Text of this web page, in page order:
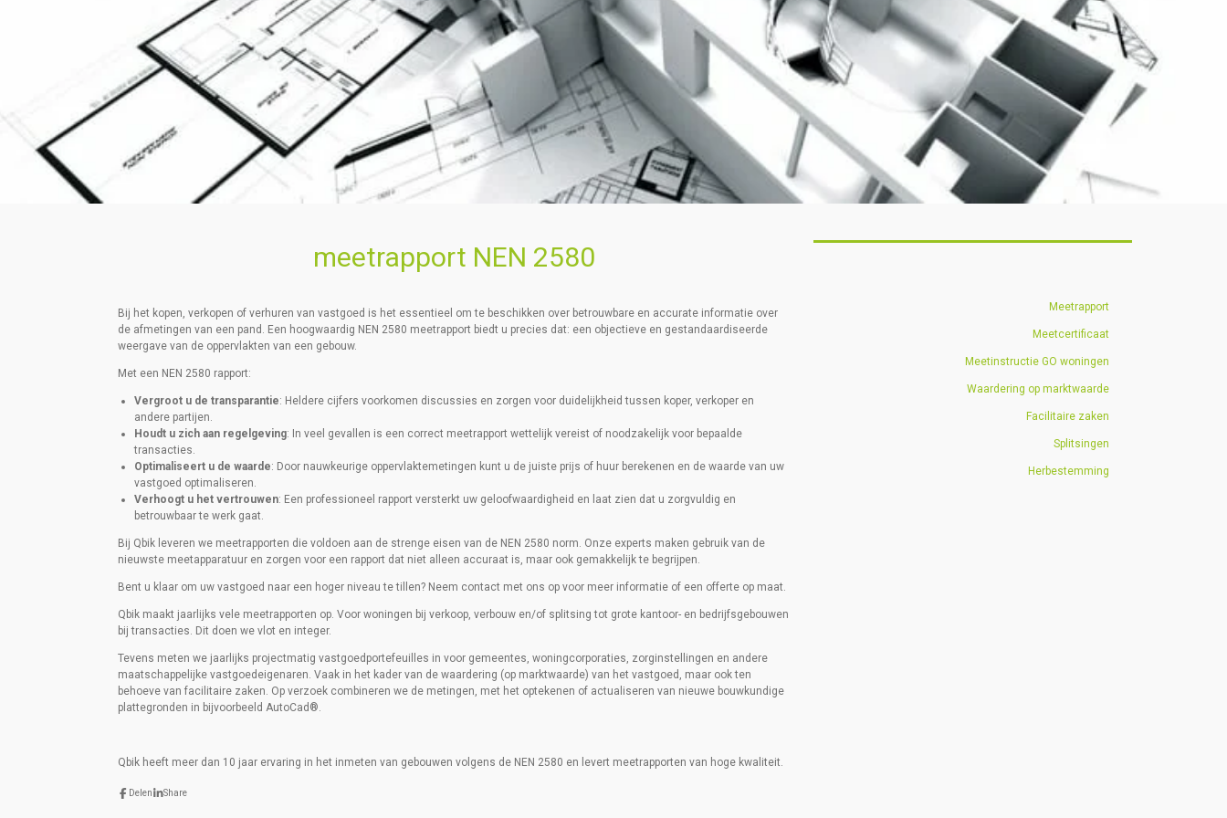
meetrapport NEN 2580
Bij het kopen, verkopen of verhuren van vastgoed is het essentieel om te beschikken over betrouwbare en accurate informatie over
de afmetingen van een pand. Een hoogwaardig NEN 2580 meetrapport biedt u precies dat: een objectieve en gestandaardiseerde
weergave van de oppervlakten van een gebouw.
Met een NEN 2580 rapport:
Vergroot u de transparantie: Heldere cijfers voorkomen discussies en zorgen voor duidelijkheid tussen koper, verkoper en
andere partijen.
Houdt u zich aan regelgeving: In veel gevallen is een correct meetrapport wettelijk vereist of noodzakelijk voor bepaalde
transacties.
Optimaliseert u de waarde: Door nauwkeurige oppervlaktemetingen kunt u de juiste prijs of huur berekenen en de waarde van uw
vastgoed optimaliseren.
Verhoogt u het vertrouwen: Een professioneel rapport versterkt uw geloofwaardigheid en laat zien dat u zorgvuldig en
betrouwbaar te werk gaat.
Bij Qbik leveren we meetrapporten die voldoen aan de strenge eisen van de NEN 2580 norm. Onze experts maken gebruik van de
nieuwste meetapparatuur en zorgen voor een rapport dat niet alleen accuraat is, maar ook gemakkelijk te begrijpen.
Bent u klaar om uw vastgoed naar een hoger niveau te tillen? Neem contact met ons op voor meer informatie of een offerte op maat.
Qbik maakt jaarlijks vele meetrapporten op. Voor woningen bij verkoop, verbouw en/of splitsing tot grote kantoor- en bedrijfsgebouwen
bij transacties. Dit doen we vlot en integer.
Tevens meten we jaarlijks projectmatig vastgoedportefeuilles in voor gemeentes, woningcorporaties, zorginstellingen en andere
maatschappelijke vastgoedeigenaren. Vaak in het kader van de waardering (op marktwaarde) van het vastgoed, maar ook ten
behoeve van facilitaire zaken. Op verzoek combineren we de metingen, met het optekenen of actualiseren van nieuwe bouwkundige
plattegronden in bijvoorbeeld AutoCad®.
Qbik heeft meer dan 10 jaar ervaring in het inmeten van gebouwen volgens de NEN 2580 en levert meetrapporten van hoge kwaliteit.
Delen Share
Meetrapport
Meetcertificaat
Meetinstructie GO woningen
Waardering op marktwaarde
Facilitaire zaken
Splitsingen
Herbestemming